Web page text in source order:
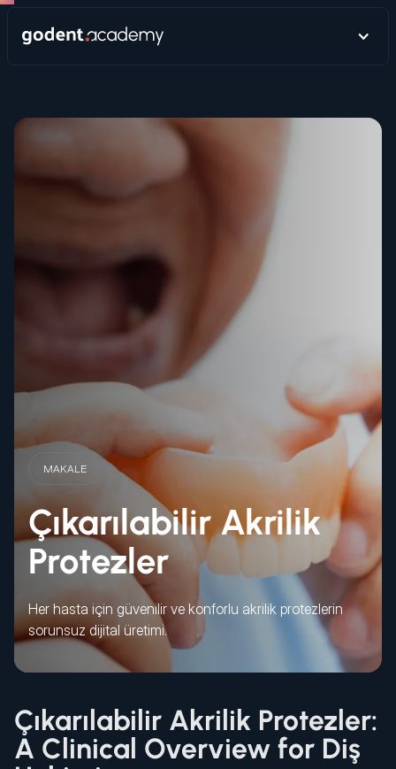
MAKALE
Çıkarılabilir Akrilik
Protezler
Her hasta için güvenilir ve konforlu akrilik protezlerin
sorunsuz dijital üretimi.
Çıkarılabilir Akrilik Protezler:
A Clinical Overview for Diş